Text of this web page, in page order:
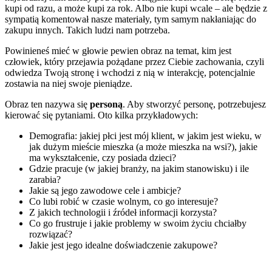
kupi od razu, a może kupi za rok. Albo nie kupi wcale – ale będzie z
sympatią komentował nasze materiały, tym samym nakłaniając do
zakupu innych. Takich ludzi nam potrzeba.
Powinieneś mieć w głowie pewien obraz na temat, kim jest
człowiek, który przejawia pożądane przez Ciebie zachowania, czyli
odwiedza Twoją stronę i wchodzi z nią w interakcję, potencjalnie
zostawia na niej swoje pieniądze.
Obraz ten nazywa się personą. Aby stworzyć personę, potrzebujesz
kierować się pytaniami. Oto kilka przykładowych:
Demografia: jakiej płci jest mój klient, w jakim jest wieku, w
jak dużym mieście mieszka (a może mieszka na wsi?), jakie
ma wykształcenie, czy posiada dzieci?
Gdzie pracuje (w jakiej branży, na jakim stanowisku) i ile
zarabia?
Jakie są jego zawodowe cele i ambicje?
Co lubi robić w czasie wolnym, co go interesuje?
Z jakich technologii i źródeł informacji korzysta?
Co go frustruje i jakie problemy w swoim życiu chciałby
rozwiązać?
Jakie jest jego idealne doświadczenie zakupowe?